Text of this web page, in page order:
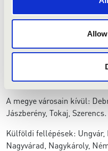
Zenekari repertoárjuk
zenetörténeti korszakok,
tekintetében, a barokk
romantikus, 20. sz.-i nagy
Hazai vendégszereplések:
A megye városain kívül:
Jászberény, Tokaj, Szerencs.
Külföldi fellépések: Ungvár,
Nagyvárad, Nagykároly,